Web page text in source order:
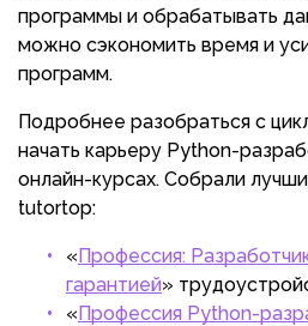
программы и обрабатывать
можно сэкономить время и
программ.
Подробнее разобраться с
начать карьеру Python-
онлайн-курсах. Собрали
tutortop:
«Профессия:
гарантией»
«Профессия Python-